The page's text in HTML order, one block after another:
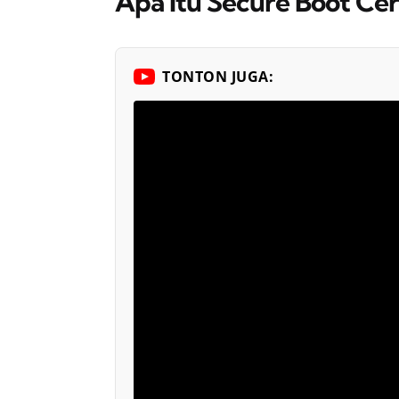
TONTON JUGA: